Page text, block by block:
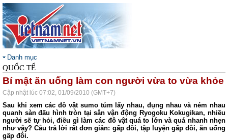
Danh mục
QUỐC TẾ
Bí mật ăn uống làm con người vừa to vừa khỏe
Cập nhật lúc 07:02, 01/09/2010 (GMT+7)
Sau khi xem các đô vật sumo túm lấy nhau, đụng nhau và ném nhau
quanh sàn đấu hình tròn tại sân vận động Ryogoku Kokugikan, nhiều
người sẽ tự hỏi, điều gì làm các đô vật quá to lớn và quá nhanh nhẹn
như vậy? Câu trả lời rất đơn giản: gấp đôi, tập luyện gấp đôi, ăn uống
gấp đôi.